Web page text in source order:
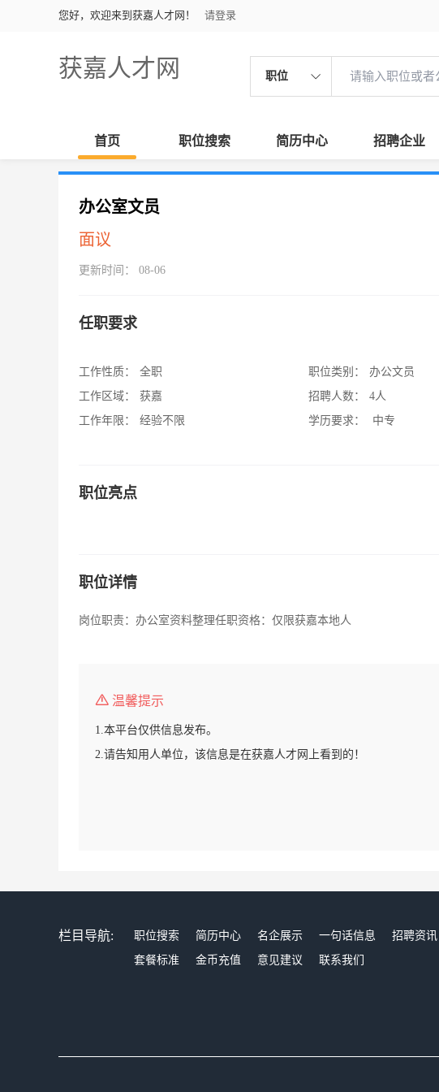
您好，欢迎来到获嘉人才网！ 请登录
获嘉人才网 职位
首页 职位搜索 简历中心 招聘企业
办公室文员
面议
更新时间： 08-06
任职要求
工作性质：
全职
工作区域：
获嘉
工作年限：
经验不限
职位类别：
办公文员
招聘人数：
4人
学历要求：
中专
职位亮点
职位详情
岗位职责：办公室资料整理任职资格：仅限获嘉本地人
温馨提示
1.本平台仅供信息发布。
2.请告知用人单位，该信息是在获嘉人才网上看到的！
栏目导航: 职位搜索 简历中心 名企展示 一句话信息 招聘资讯
套餐标准
金币充值 意见建议 联系我们